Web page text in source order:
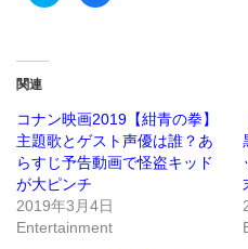
(新
し
い
ウ
ィ
ン
ド
ウ
で
開
ッ
ク
し
て
く
い
(新
し
関連
コナン映画2019【紺青の拳】
主題歌とゲスト声優は誰？あ
らすじ予告動画で怪盗キッド
が大ピンチ
2019年3月4日
Entertainment